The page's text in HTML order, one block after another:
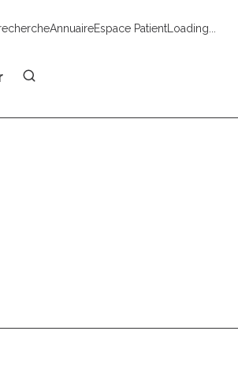
AnnuaireEspace PatientLoading...